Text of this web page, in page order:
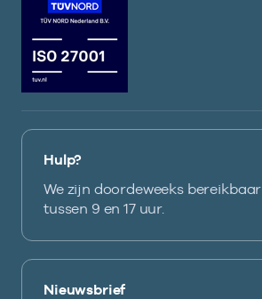
Hulp?
We zijn doordeweeks bereikbaar
tussen 9 en 17 uur.
Nieuwsbrief